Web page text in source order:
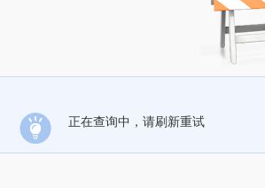
正在查询中，请刷新重试